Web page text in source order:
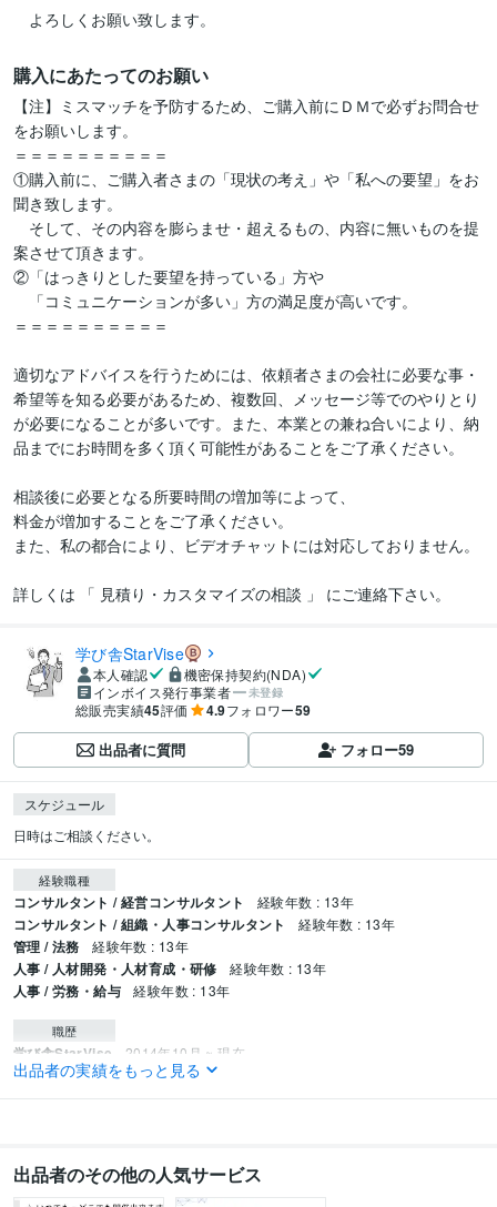
よろしくお願い致します。
購入にあたってのお願い
【注】ミスマッチを予防するため、ご購入前にＤＭで必ずお問合せ
をお願いします。
＝＝＝＝＝＝＝＝＝＝
①購入前に、ご購入者さまの「現状の考え」や「私への要望」をお
聞き致します。
そして、その内容を膨らませ・超えるもの、内容に無いものを提
案させて頂きます。
②「はっきりとした要望を持っている」方や
「コミュニケーションが多い」方の満足度が高いです。
＝＝＝＝＝＝＝＝＝＝
適切なアドバイスを行うためには、依頼者さまの会社に必要な事・
希望等を知る必要があるため、複数回、メッセージ等でのやりとり
が必要になることが多いです。また、本業との兼ね合いにより、納
品までにお時間を多く頂く可能性があることをご了承ください。
相談後に必要となる所要時間の増加等によって、
料金が増加することをご了承ください。
また、私の都合により、ビデオチャットには対応しておりません。
詳しくは 「 見積り・カスタマイズの相談 」 にご連絡下さい。
学び舎StarVise
本人確認
機密保持契約(NDA)
インボイス発行事業者
未登録
総販売実績45評価 4.9フォロワー59
出品者に質問 フォロー59
スケジュール
日時はご相談ください。
経験職種
コンサルタント / 経営コンサルタント 経験年数 : 13年
コンサルタント / 組織・人事コンサルタント 経験年数 : 13年
管理 / 法務 経験年数 : 13年
人事 / 人材開発・人材育成・研修 経験年数 : 13年
人事 / 労務・給与 経験年数 : 13年
職歴
学び舎StarVise 2014年10月 ~ 現在
ビジネス代行・事務代行 「会社創業／運営サポート」「人事労務」
起業 人事労務 セミナー 副業 複業 経営
出品者の実績をもっと見る
出品者のその他の人気サービス